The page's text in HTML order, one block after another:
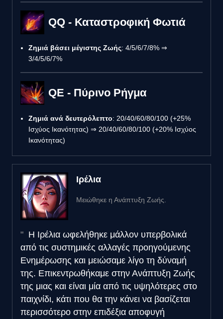
QQ - Καταστροφική Φωτιά
Ζημιά βάσει μέγιστης Ζωής: 4/5/6/7/8% ⇒
3/4/5/6/7%
QE - Πύρινο Ρήγμα
Ζημιά ανά δευτερόλεπτο: 20/40/60/80/100 (+25%
Ισχύος Ικανότητας) ⇒ 20/40/60/80/100 (+20% Ισχύος
Ικανότητας)
Ιρέλια
Μειώθηκε η Ανάπτυξη Ζωής.
Η Ιρέλια ωφελήθηκε μάλλον υπερβολικά
από τις συστημικές αλλαγές προηγούμενης
Ενημέρωσης και μειώσαμε λίγο τη δύναμή
της. Επικεντρωθήκαμε στην Ανάπτυξη Ζωής
της μιας και είναι μία από τις υψηλότερες στο
παιχνίδι, κάτι που θα την κάνει να βασίζεται
περισσότερο στην επιδέξια αποφυγή